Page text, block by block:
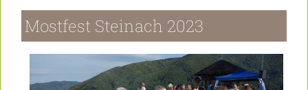
Mostfest Steinach 2023